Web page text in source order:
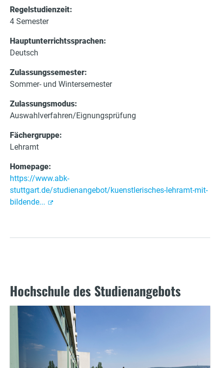
Regelstudienzeit:
4 Semester
Hauptunterrichtssprachen:
Deutsch
Zulassungssemester:
Sommer- und Wintersemester
Zulassungsmodus:
Auswahlverfahren/Eignungsprüfung
Fächergruppe:
Lehramt
Homepage:
https://www.abk-
stuttgart.de/studienangebot/kuenstlerisches-lehramt-mit-
bildende...
Hochschule des Studienangebots